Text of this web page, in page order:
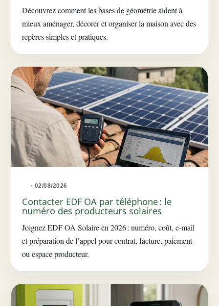
Découvrez comment les bases de géométrie aident à
mieux aménager, décorer et organiser la maison avec des
repères simples et pratiques.
· 02/08/2026
Contacter EDF OA par téléphone : le
numéro des producteurs solaires
Joignez EDF OA Solaire en 2026 : numéro, coût, e-mail
et préparation de l’appel pour contrat, facture, paiement
ou espace producteur.